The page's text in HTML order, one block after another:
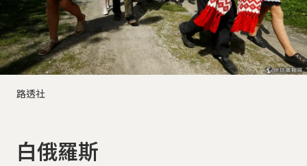
路透社
白俄羅斯